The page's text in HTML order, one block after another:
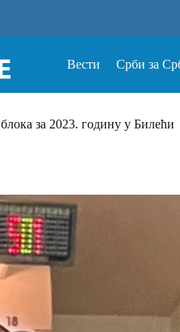
Вести Срби за
за 2023. годину у Билећи